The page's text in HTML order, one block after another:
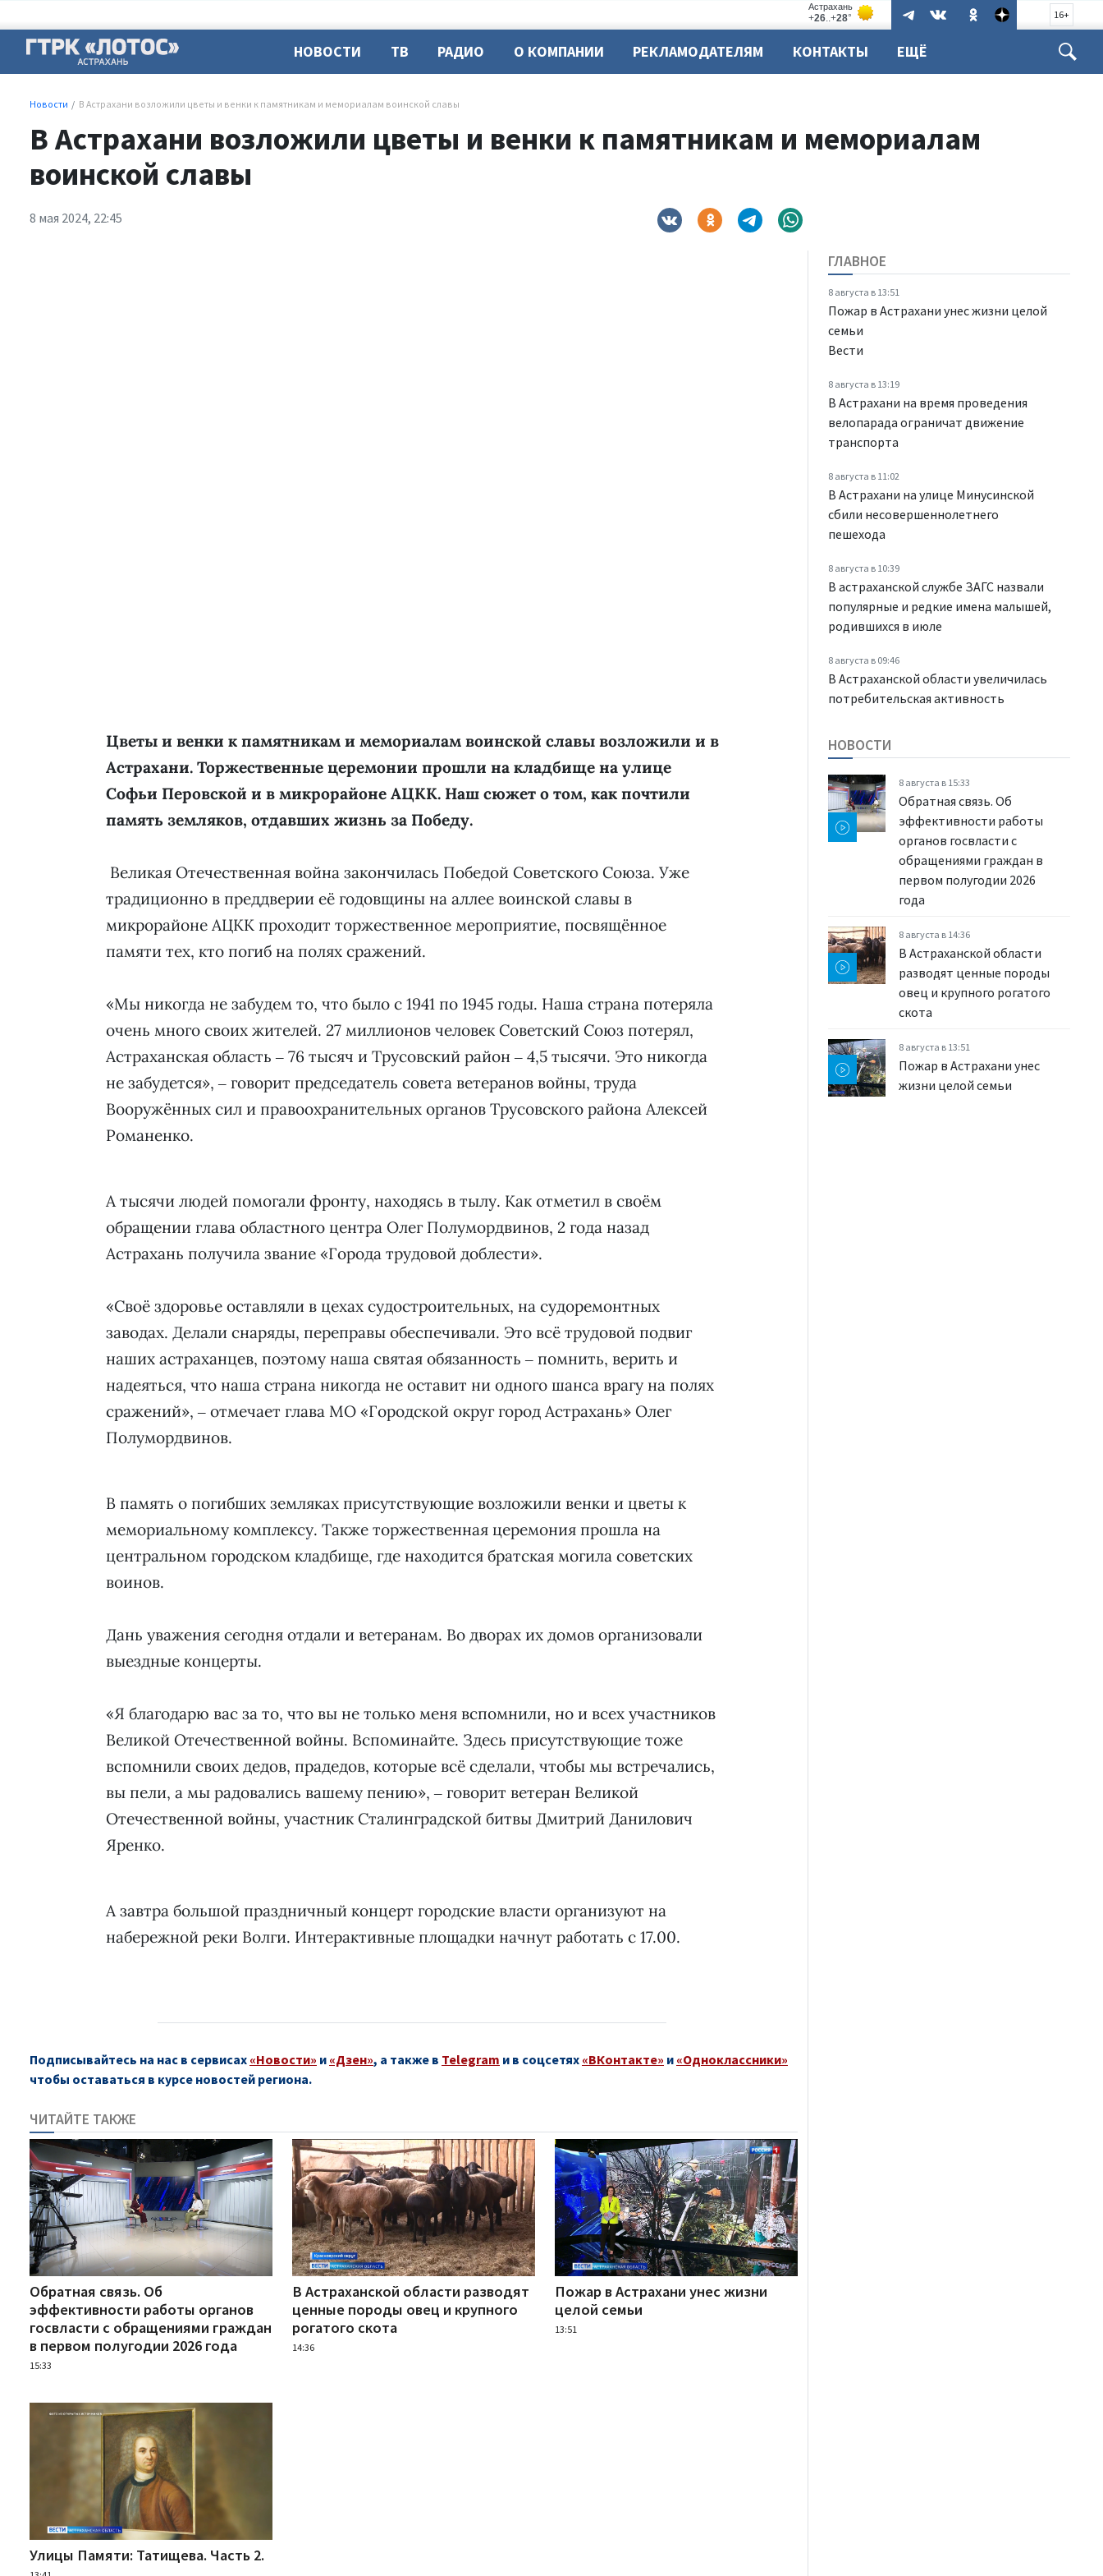
16+
НОВОСТИ ТВ РАДИО О КОМПАНИИ РЕКЛАМОДАТЕЛЯМ КОНТАКТЫ ЕЩЁ
Новости В Астрахани возложили цветы и венки к памятникам и мемориалам воинской славы
В Астрахани возложили цветы и венки к памятникам и мемориалам
воинской славы
8 мая 2024, 22:45
ГЛАВНОЕ
8 августа в 13:51
Пожар в Астрахани унес жизни целой
семьи
Вести
8 августа в 13:19
В Астрахани на время проведения
велопарада ограничат движение
транспорта
8 августа в 11:02
В Астрахани на улице Минусинской
сбили несовершеннолетнего
пешехода
8 августа в 10:39
В астраханской службе ЗАГС назвали
популярные и редкие имена малышей,
родившихся в июле
8 августа в 09:46
В Астраханской области увеличилась
потребительская активность
Цветы и венки к памятникам и мемориалам воинской славы возложили и в
Астрахани. Торжественные церемонии прошли на кладбище на улице
Софьи Перовской и в микрорайоне АЦКК. Наш сюжет о том, как почтили
память земляков, отдавших жизнь за Победу.
Великая Отечественная война закончилась Победой Советского Союза. Уже
традиционно в преддверии её годовщины на аллее воинской славы в
микрорайоне АЦКК проходит торжественное мероприятие, посвящённое
памяти тех, кто погиб на полях сражений.
«Мы никогда не забудем то, что было с 1941 по 1945 годы. Наша страна потеряла
очень много своих жителей. 27 миллионов человек Советский Союз потерял,
Астраханская область ‒ 76 тысяч и Трусовский район ‒ 4,5 тысячи. Это никогда
не забудется», ‒ говорит председатель совета ветеранов войны, труда
Вооружённых сил и правоохранительных органов Трусовского района Алексей
Романенко.
А тысячи людей помогали фронту, находясь в тылу. Как отметил в своём
обращении глава областного центра Олег Полумордвинов, 2 года назад
Астрахань получила звание «Города трудовой доблести».
«Своё здоровье оставляли в цехах судостроительных, на судоремонтных
заводах. Делали снаряды, переправы обеспечивали. Это всё трудовой подвиг
наших астраханцев, поэтому наша святая обязанность ‒ помнить, верить и
надеяться, что наша страна никогда не оставит ни одного шанса врагу на полях
сражений», ‒ отмечает глава МО «Городской округ город Астрахань» Олег
Полумордвинов.
В память о погибших земляках присутствующие возложили венки и цветы к
мемориальному комплексу. Также торжественная церемония прошла на
центральном городском кладбище, где находится братская могила советских
воинов.
Дань уважения сегодня отдали и ветеранам. Во дворах их домов организовали
выездные концерты.
«Я благодарю вас за то, что вы не только меня вспомнили, но и всех участников
Великой Отечественной войны. Вспоминайте. Здесь присутствующие тоже
вспомнили своих дедов, прадедов, которые всё сделали, чтобы мы встречались,
вы пели, а мы радовались вашему пению», ‒ говорит ветеран Великой
Отечественной войны, участник Сталинградской битвы Дмитрий Данилович
Яренко.
А завтра большой праздничный концерт городские власти организуют на
набережной реки Волги. Интерактивные площадки начнут работать с 17.00.
Подписывайтесь на нас в сервисах «Новости» и «Дзен», а также в Telegram и в соцсетях «ВКонтакте» и «Одноклассники»
чтобы оставаться в курсе новостей региона.
ЧИТАЙТЕ ТАКЖЕ
Обратная связь. Об
эффективности работы органов
госвласти с обращениями граждан
в первом полугодии 2026 года
15:33
В Астраханской области разводят
ценные породы овец и крупного
рогатого скота
14:36
Пожар в Астрахани унес жизни
целой семьи
13:51
Улицы Памяти: Татищева. Часть 2.
НОВОСТИ
8 августа в 15:33
Обратная связь. Об
эффективности работы
органов госвласти с
обращениями граждан в
первом полугодии 2026
года
8 августа в 14:36
В Астраханской области
разводят ценные породы
овец и крупного рогатого
скота
8 августа в 13:51
Пожар в Астрахани унес
жизни целой семьи